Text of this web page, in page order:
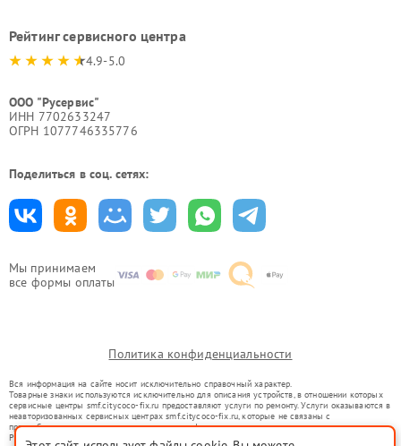
Мы принимаем
все формы оплаты
Рейтинг сервисного центра
4.9-5.0
ООО "Русервис"
ИНН 7702633247
ОГРН 1077746335776
Поделиться в соц. сетях:
Политика конфиденциальности
Вся информация на сайте носит исключительно справочный характер.
Товарные знаки используются исключительно для описания устройств, в отношении которых
сервисные центры smf.citycoco-fix.ru предоставляют услуги по ремонту. Услуги оказываются в
неавторизованных сервисных центрах smf.citycoco-fix.ru, которые не связаны с
правообладателями товарных знаков или их официальными представителями.
Ремонт осуществляется для устройств, уже введенных в гражданский оборот в соответствии